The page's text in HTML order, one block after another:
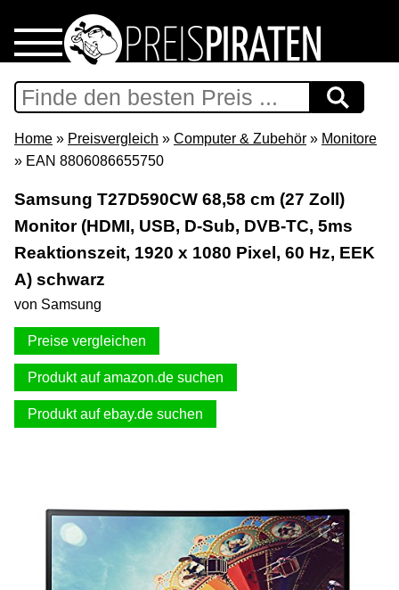
Home
Download
Support & Newsletter
Presse
Datenschutz
Impressum
Home » Preisvergleich » Computer & Zubehör » Monitore
» EAN 8806086655750
Samsung T27D590CW 68,58 cm (27 Zoll)
Monitor (HDMI, USB, D-Sub, DVB-TC, 5ms
Reaktionszeit, 1920 x 1080 Pixel, 60 Hz, EEK
A) schwarz
von Samsung
Preise vergleichen
Produkt auf amazon.de suchen
Produkt auf ebay.de suchen